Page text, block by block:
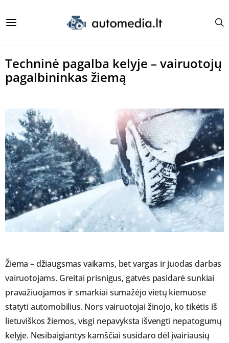
Techninė pagalba kelyje – vairuotojų
pagalbininkas žiemą
Žiema – džiaugsmas vaikams, bet vargas ir juodas darbas
vairuotojams. Greitai prisnigus, gatvės pasidarė sunkiai
pravažiuojamos ir smarkiai sumažėjo vietų kiemuose
statyti automobilius. Nors vairuotojai žinojo, ko tikėtis iš
lietuviškos žiemos, visgi nepavyksta išvengti nepatogumų
kelyje. Nesibaigiantys kamščiai susidaro dėl įvairiausių